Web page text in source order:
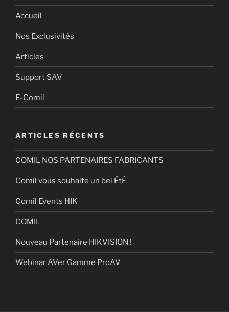
Accueil
Nos Exclusivités
Articles
Support SAV
E-Comil
ARTICLES RÉCENTS
COMIL NOS PARTENAIRES FABRICANTS
Comil vous souhaite un bel ÉtÉ
Comil Events HIK
COMIL
Nouveau Partenaire HIKVISION !
Webinar AVer Gamme ProAV